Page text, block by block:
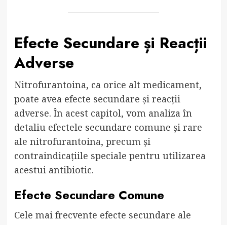
Efecte Secundare și Reacții
Adverse
Nitrofurantoina, ca orice alt medicament,
poate avea efecte secundare și reacții
adverse. În acest capitol, vom analiza în
detaliu efectele secundare comune și rare
ale nitrofurantoina, precum și
contraindicațiile speciale pentru utilizarea
acestui antibiotic.
Efecte Secundare Comune
Cele mai frecvente efecte secundare ale